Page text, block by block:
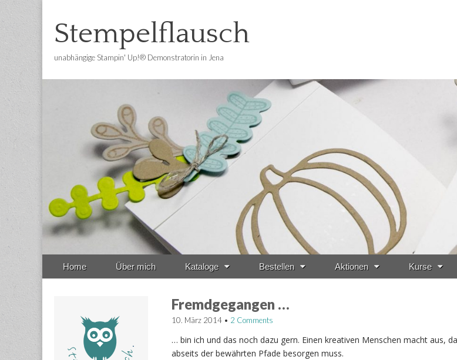
Stempelflausch
unabhängige Stampin' Up!® Demonstratorin in Jena
Home Über mich Kataloge Bestellen Aktionen Kurse
Fremdgegangen …
10. März 2014• 2 Comments
… bin ich und das noch dazu gern. Einen kreativen Menschen macht aus,
abseits der bewährten Pfade besorgen muss.